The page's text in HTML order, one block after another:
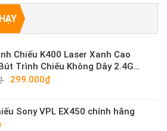
Chiếu K400 Laser Xanh Cao
Trình Chiếu Không Dây 2.4G
299.000₫
Sony VPL EX450 chính hãng